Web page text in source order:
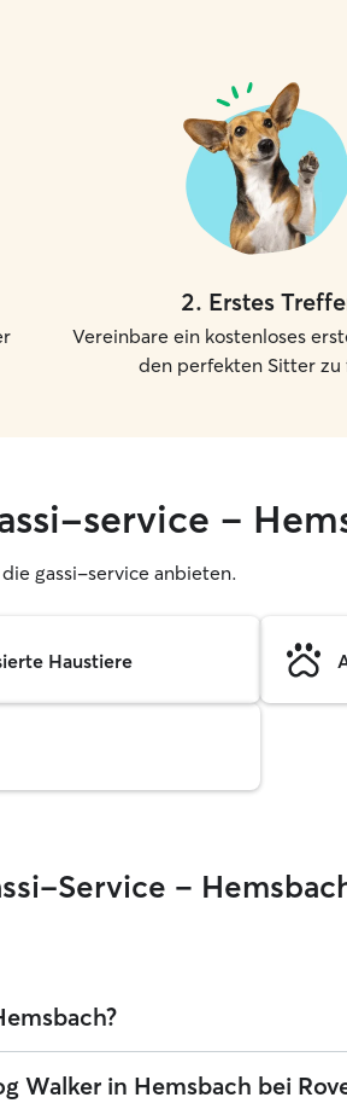
2. Erstes
Vereinbare ein kostenloses
den perfekten Sitter zu
service –
gassi-service anbieten.
Haustiere
Service –
Die durchschnittlichen Kosten für
einschließlich der Servicegebühren von
Walker in Hemsbach bei